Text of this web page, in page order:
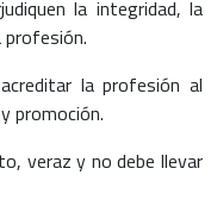
la integridad, la
profesión.
la profesión al
promoción.
veraz y no debe llevar